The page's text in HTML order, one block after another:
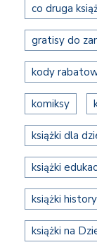
co druga
gratisy do
kody
komiksy
książki dla
książki
książki
książki na